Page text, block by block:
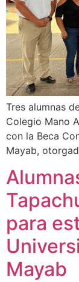
Tres alumnas
Colegio Mano
con la Beca
Mayab,
para
Mayab